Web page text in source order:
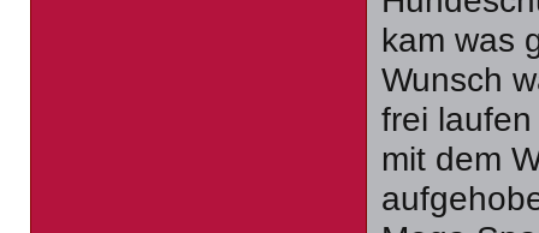
kam was
Wunsch
frei
mit dem